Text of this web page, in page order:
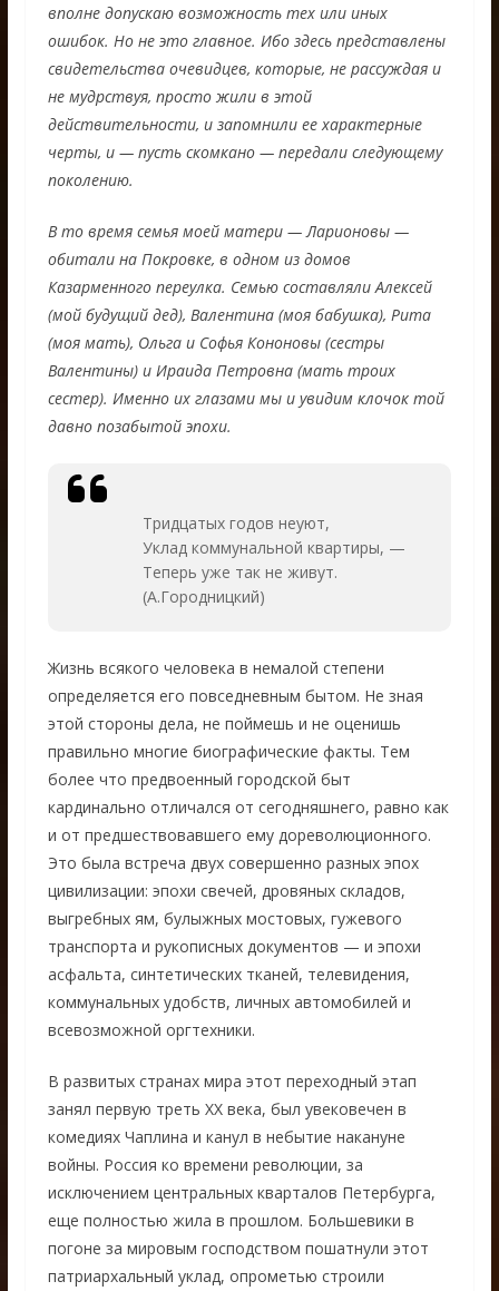
вполне допускаю возможность тех или иных
ошибок. Но не это главное. Ибо здесь представлены
свидетельства очевидцев, которые, не рассуждая и
не мудрствуя, просто жили в этой
действительности, и запомнили ее характерные
черты, и — пусть скомкано — передали следующему
поколению.
В то время семья моей матери — Ларионовы —
обитали на Покровке, в одном из домов
Казарменного переулка. Семью составляли Алексей
(мой будущий дед), Валентина (моя бабушка), Рита
(моя мать), Ольга и Софья Кононовы (сестры
Валентины) и Ираида Петровна (мать троих
сестер). Именно их глазами мы и увидим клочок той
давно позабытой эпохи.
Тридцатых годов неуют,
Уклад коммунальной квартиры, —
Теперь уже так не живут.
(А.Городницкий)
Жизнь всякого человека в немалой степени
определяется его повседневным бытом. Не зная
этой стороны дела, не поймешь и не оценишь
правильно многие биографические факты. Тем
более что предвоенный городской быт
кардинально отличался от сегодняшнего, равно как
и от предшествовавшего ему дореволюционного.
Это была встреча двух совершенно разных эпох
цивилизации: эпохи свечей, дровяных складов,
выгребных ям, булыжных мостовых, гужевого
транспорта и рукописных документов — и эпохи
асфальта, синтетических тканей, телевидения,
коммунальных удобств, личных автомобилей и
всевозможной оргтехники.
В развитых странах мира этот переходный этап
занял первую треть ХХ века, был увековечен в
комедиях Чаплина и канул в небытие накануне
войны. Россия ко времени революции, за
исключением центральных кварталов Петербурга,
еще полностью жила в прошлом. Большевики в
погоне за мировым господством пошатнули этот
патриархальный уклад, опрометью строили